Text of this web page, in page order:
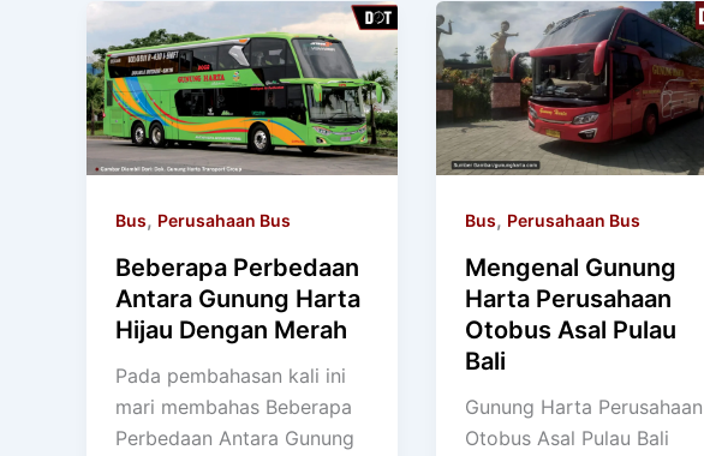
Bus, Perusahaan Bus
Beberapa Perbedaan
Antara Gunung Harta
Hijau Dengan Merah
Pada pembahasan kali ini
mari membahas Beberapa
Perbedaan Antara Gunung
Bus, Perusahaan Bus
Mengenal Gunung
Harta Perusahaan
Otobus Asal Pulau
Bali
Gunung Harta Perusahaan
Otobus Asal Pulau Bali